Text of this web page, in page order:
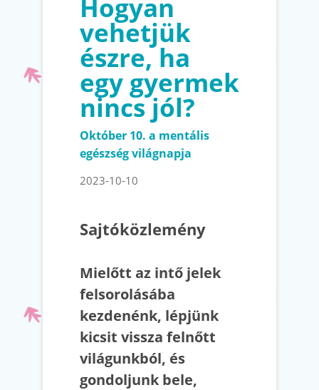
Hogyan
vehetjük
észre, ha
egy gyermek
nincs jól?
Október 10. a mentális
egészség világnapja
2023-10-10
Sajtóközlemény
Mielőtt az intő jelek
felsorolásába
kezdenénk, lépjünk
kicsit vissza felnőtt
világunkból, és
gondoljunk bele,